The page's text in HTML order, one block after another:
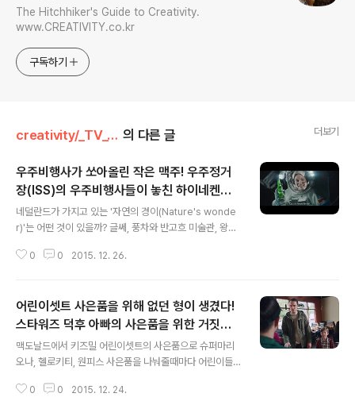
The Hitchhiker's Guide to Creativity.
www.CREATIVITY.co.kr
구독하기
creativity/_TV_Commercial 의 다른 글 더보기
우주비행사가 쏘아올린 작은 맥주! 우주정거
장(ISS)의 우주비행사들이 놓친 하이네켄병
에서 시작된 오로라(북극광), 하이네켄(Hein
eken) 맥주 광고 - '자연의 경이(Nature's
wonder)'편 [한글자막]
네덜란드가 가지고 있는 '자연의 경이(Nature's wonde
r)'는 어떤 것이 있을까? 글쎄, 풍차와 반고흐 미술관, 왕궁
생각나는 것이 없는데.. 하지만, 그들에게도 노르웨이나 핀
제 우주정거장에(ISS)에서 근무 중인 우주비행사가 우주에
서 놓친 하이네켄에서, 북유럽의 오로라가 시작되었다는
이야기는 좀 황당하긴 하지만, 그래도, 자신들의 브랜드를
농담 섞어 '자연의 경이(Nature's wonder)'로 부를 수
있는 자신감은 부럽다. 하이네켄의 광고들은 국내에도 현
지화되어 많이 집행되는 편이지만, 이번 광고는 네덜란드
0 0 2015. 12. 26.
어린이셋트 사은품을 위해 없던 형이 생겼다!
스타워즈 덕후 아빠의 사은품을 위한 거짓말,
서브웨이(Subway) 샌드위치의 프레쉬핏 어
린이셋트(Fresh Fit for Kids) TV광고 '스
타워즈: 깨어난 포스'편 ..
맥도날드에서 키즈밀 어린이셋트의 사은품으로 슈퍼마리
오나, 헬로키티, 원피스 사은품을 나눠줄때마다 어린이들
세트를 구입하는 것을 종종 보는데, 이런 일은 외국에서도
0 0 2015. 12. 24.